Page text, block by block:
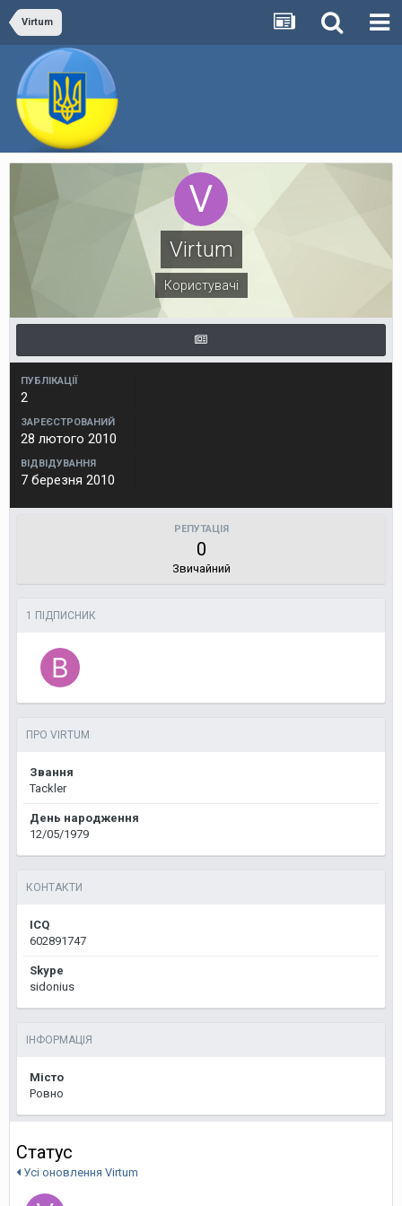
Virtum
Virtum
Користувачі
ПУБЛІКАЦІЇ
2
ЗАРЕЄСТРОВАНИЙ
28 лютого 2010
ВІДВІДУВАННЯ
7 березня 2010
РЕПУТАЦІЯ
0
Звичайний
1 ПІДПИСНИК
ПРО VIRTUM
Звання
Tackler
День народження
12/05/1979
КОНТАКТИ
ICQ
602891747
Skype
sidonius
ІНФОРМАЦІЯ
Місто
Ровно
Статус
Усі оновлення Virtum